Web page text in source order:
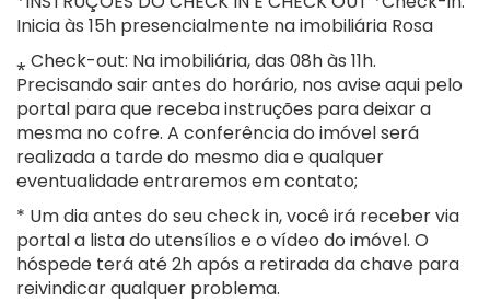
Inicia às 15h presencialmente na imobiliária Rosa
⁎ Check-out: Na imobiliária, das 08h às 11h.
Precisando sair antes do horário, nos avise aqui pelo
portal para que receba instruções para deixar a
mesma no cofre. A conferência do imóvel será
realizada a tarde do mesmo dia e qualquer
eventualidade entraremos em contato;
* Um dia antes do seu check in, você irá receber via
portal a lista do utensílios e o vídeo do imóvel. O
hóspede terá até 2h após a retirada da chave para
reivindicar qualquer problema.